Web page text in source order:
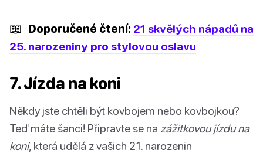
📖 Doporučené čtení: 21 skvělých nápadů na
25. narozeniny pro stylovou oslavu
7. Jízda na koni
Někdy jste chtěli být kovbojem nebo kovbojkou?
Teď máte šanci! Připravte se na zážitkovou jízdu na
koni, která udělá z vašich 21. narozenin